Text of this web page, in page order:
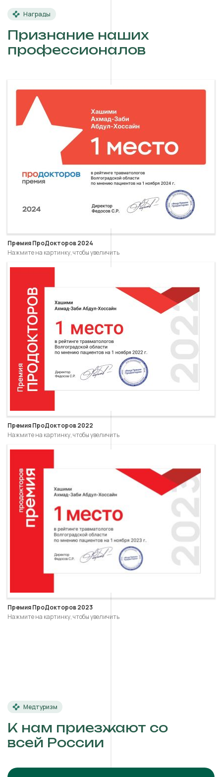
Награды
Признание наших
профессионалов
Премия ПроДокторов 2024
Нажмите на картинку, чтобы увеличить
Премия ПроДокторов 2022
Нажмите на картинку, чтобы увеличить
Премия ПроДокторов 2023
Нажмите на картинку, чтобы увеличить
Медтуризм
К нам приезжают со
всей России